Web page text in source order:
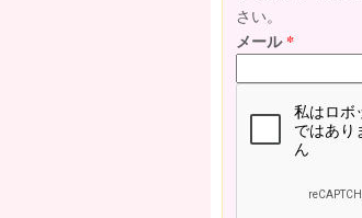
さい。
メール*